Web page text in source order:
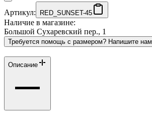
Артикул: RED_SUNSET-45
Наличие в магазине:
Большой Сухаревский пер., 1
Требуется помощь с размером? Напишите нам
Описание